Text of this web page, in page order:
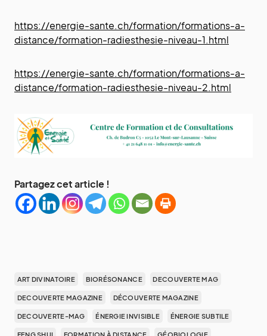
https://energie-sante.ch/formation/formations-a-
distance/formation-radiesthesie-niveau-1.html
https://energie-sante.ch/formation/formations-a-
distance/formation-radiesthesie-niveau-2.html
Partagez cet article !
ART DIVINATOIRE BIORÉSONANCE DECOUVERTE MAG
DECOUVERTE MAGAZINE DÉCOUVERTE MAGAZINE
DECOUVERTE-MAG ÉNERGIE INVISIBLE ÉNERGIE SUBTILE